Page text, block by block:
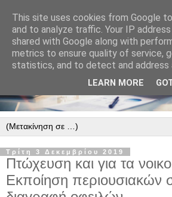
Τρίτη 3 Δεκεμβρίου 2019
Πτώχευση και για τα
Εκποίηση περιουσιακών
This site uses cookies from Google
and to analyze traffic. Your IP
shared with Google along with
metrics to ensure quality of service,
statistics, and to detect and address
LEARN MORE